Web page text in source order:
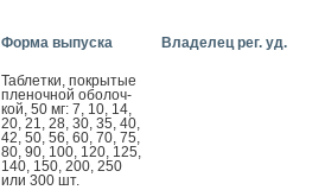
Форма выпуска Владелец рег. уд.
Таб­летки, пок­ры­тые
пле­ноч­ной обо­лоч­
кой, 50 мг: 7, 10, 14,
20, 21, 28, 30, 35, 40,
42, 50, 56, 60, 70, 75,
80, 90, 100, 120, 125,
140, 150, 200, 250
или 300 шт.